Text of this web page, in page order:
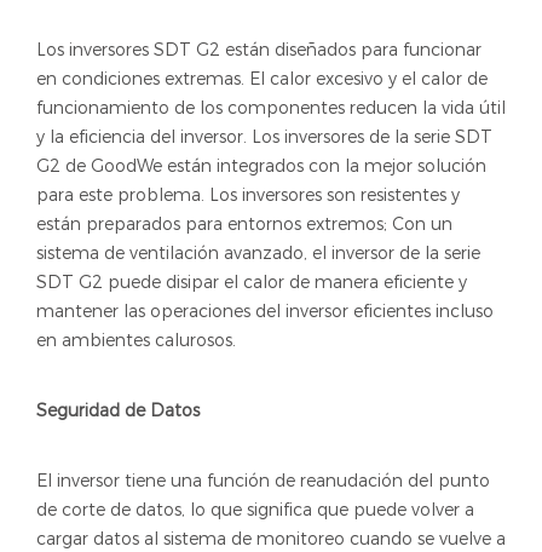
Los inversores SDT G2 están diseñados para funcionar
en condiciones extremas. El calor excesivo y el calor de
funcionamiento de los componentes reducen la vida útil
y la eficiencia del inversor. Los inversores de la serie SDT
G2 de GoodWe están integrados con la mejor solución
para este problema. Los inversores son resistentes y
están preparados para entornos extremos; Con un
sistema de ventilación avanzado, el inversor de la serie
SDT G2 puede disipar el calor de manera eficiente y
mantener las operaciones del inversor eficientes incluso
en ambientes calurosos.
Seguridad de Datos
El inversor tiene una función de reanudación del punto
de corte de datos, lo que significa que puede volver a
cargar datos al sistema de monitoreo cuando se vuelve a